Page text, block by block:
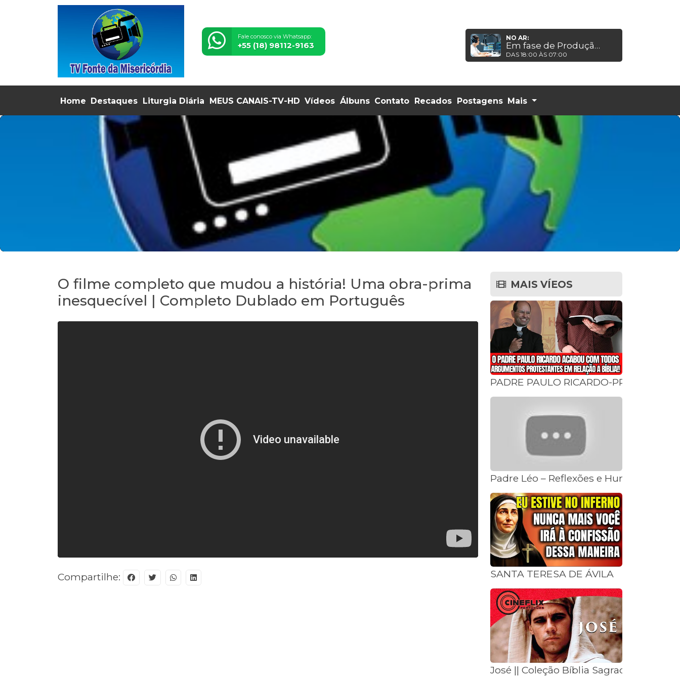
Fale conosco via Whatsapp:
+55 (18) 98112-9163
NO AR:
Em fase de Produção em breve,estarás ao publico!
DAS 18:00 ÀS 07:00
Home Destaques Liturgia Diária MEUS CANAIS-TV-HD Vídeos Álbuns Contato Recados Postagens Mais
O filme completo que mudou a história! Uma obra-prima
inesquecível | Completo Dublado em Português
Compartilhe:
MAIS VÍEOS
PADRE PAULO RICARDO-
Padre Léo – Reflexões e Humor
SANTA TERESA DE ÁVILA
José || Coleção Bíblia Sagrada